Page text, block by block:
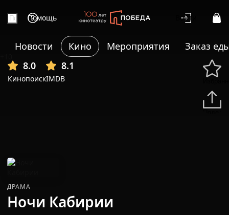
Помощь Войти
Новости Кино Мероприятия
Заказ
8.0
Кинопоиск
8.1
IMDB
ДРАМА
Ночи Кабирии